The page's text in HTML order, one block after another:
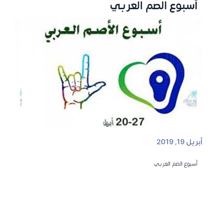
أسبوع الصم العربي
أبريل 19, 2019
أسبوع الصم العربي